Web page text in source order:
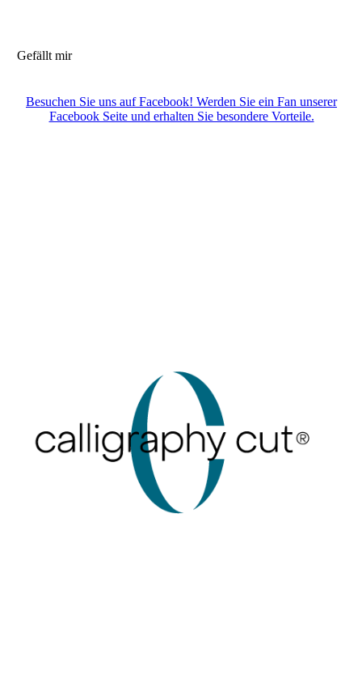
Gefällt mir
Besuchen Sie uns auf Facebook! Werden Sie ein Fan unserer
Facebook Seite und erhalten Sie besondere Vorteile.